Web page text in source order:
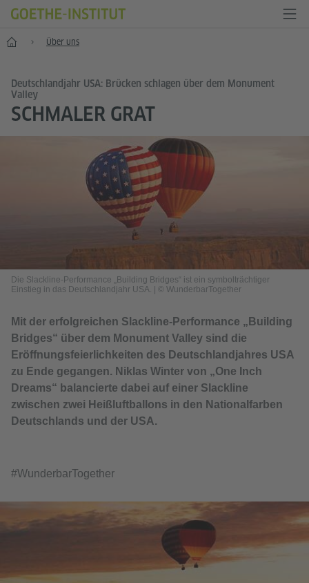
Start Über uns
Deutschlandjahr USA: Brücken schlagen über dem Monument
Valley
SCHMALER GRAT
Die Slackline-Performance „Building Bridges“ ist ein symbolträchtiger
Einstieg in das Deutschlandjahr USA.
© WunderbarTogether
Mit der erfolgreichen Slackline-Performance „Building
Bridges“ über dem Monument Valley sind die
Eröffnungsfeierlichkeiten des Deutschlandjahres USA
zu Ende gegangen. Niklas Winter von „One Inch
Dreams“ balancierte dabei auf einer Slackline
zwischen zwei Heißluftballons in den Nationalfarben
Deutschlands und der USA.
#WunderbarTogether